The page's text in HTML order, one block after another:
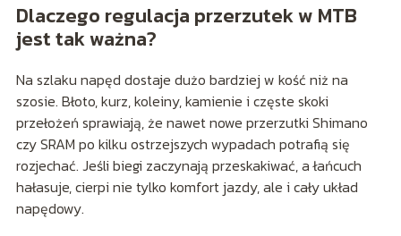
Dlaczego regulacja przerzutek w MTB
jest tak ważna?
Na szlaku napęd dostaje dużo bardziej w kość niż na
szosie. Błoto, kurz, koleiny, kamienie i częste skoki
przełożeń sprawiają, że nawet nowe przerzutki Shimano
czy SRAM po kilku ostrzejszych wypadach potrafią się
rozjechać. Jeśli biegi zaczynają przeskakiwać, a łańcuch
hałasuje, cierpi nie tylko komfort jazdy, ale i cały układ
napędowy.